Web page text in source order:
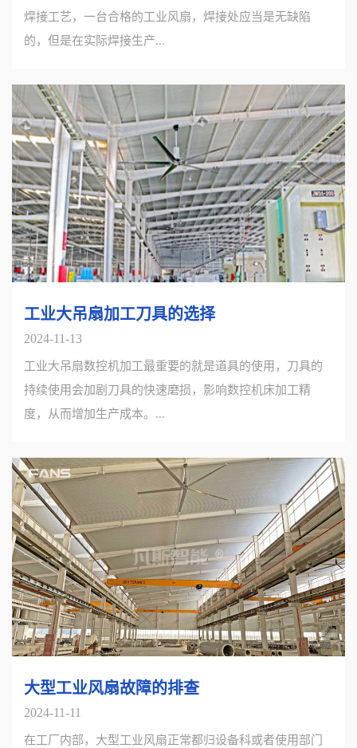
焊接工艺，一台合格的工业风扇，焊接处应当是无缺陷
的，但是在实际焊接生产...
工业大吊扇加工刀具的选择
2024-11-13
工业大吊扇数控机加工最重要的就是道具的使用，刀具的
持续使用会加剧刀具的快速磨损，影响数控机床加工精
度，从而增加生产成本。...
大型工业风扇故障的排查
2024-11-11
在工厂内部，大型工业风扇正常都归设备科或者使用部门